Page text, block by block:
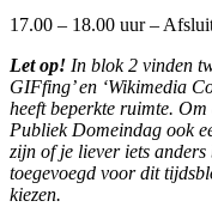
17.00 – 18.00 uur –
Let op! In blok 2 vinden
GIFfing’ en ‘Wikimedia
heeft beperkte ruimte.
Publiek Domeindag ook
zijn of je liever iets
toegevoegd voor dit
kiezen.